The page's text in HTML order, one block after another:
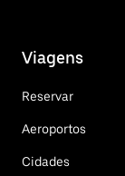
Viagens
Reservar
Aeroportos
Cidades